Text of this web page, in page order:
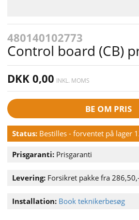
480140102773
Control board (CB)
DKK 0,00 INKL. MOMS
BE OM PRIS
Status: Bestilles - forventet på lager
Prisgaranti: Prisgaranti
Levering: Forsikret pakke fra
Installation: Book teknikerbesøg